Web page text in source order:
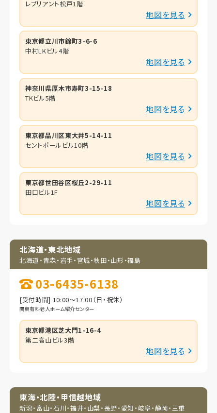
レブリアント松戸1階
地図を見る
東京都立川市錦町3-6-6
中村LKビル4階
地図を見る
神奈川県厚木市寿町3-15-18
TKビル5階
地図を見る
東京都品川区東大井5-14-11
セントポールビル10階
地図を見る
東京都世田谷区桜丘2-29-11
田口ビル1F
地図を見る
北海道・東北地域
北海道・青森・岩手・ 宮城・秋田・山形・福島
03-6435-6138
[受付時間] 10:00～17:00（日・祝休）
関東有料老人ホーム紹介センター
東京都港区芝大門1-16-4
第二高山ビル3階
地図を見る
東海・北陸・甲信越地域
新潟・富山・石川・福井・ 山梨・長野・愛知・岐阜・静岡・三重